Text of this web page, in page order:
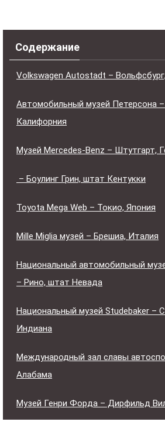
Содержание
Volkswagen Autostadt –
Автомобильный музей Петерсона
Калифорния
Музей Mercedes-Benz – Штутгарт,
– Боулинг Грин, штат Кентукки
Toyota Mega Web – Токио, Япония
Mille Miglia музей – Брешиа, Италия
Национальный автомобильный
– Рино, штат Невада
Национальный музей Studebaker –
Индиана
Международный зал славы
Алабама
Музей Генри Форда – Дирфильд